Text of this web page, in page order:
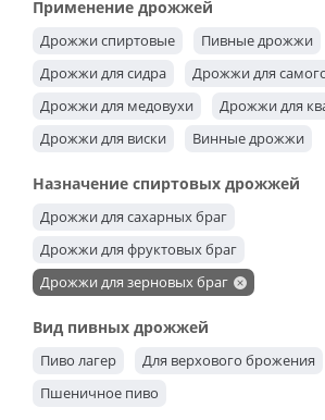
Применение дрожжей
Дрожжи спиртовые
Пивные дрожжи
Дрожжи для сидра
Дрожжи для
Дрожжи для медовухи
Дрожжи для
Дрожжи для виски
Винные дрожжи
Назначение спиртовых дрожжей
Дрожжи для сахарных браг
Дрожжи для фруктовых браг
Дрожжи для зерновых браг
Вид пивных дрожжей
Пиво лагер
Для верхового брожения
Пшеничное пиво